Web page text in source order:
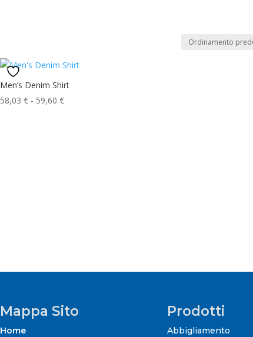
Men’s Denim Shirt
58,03 € - 59,60 €Fascia
Mappa Sito
Home
Prodotti
Abbigliamento